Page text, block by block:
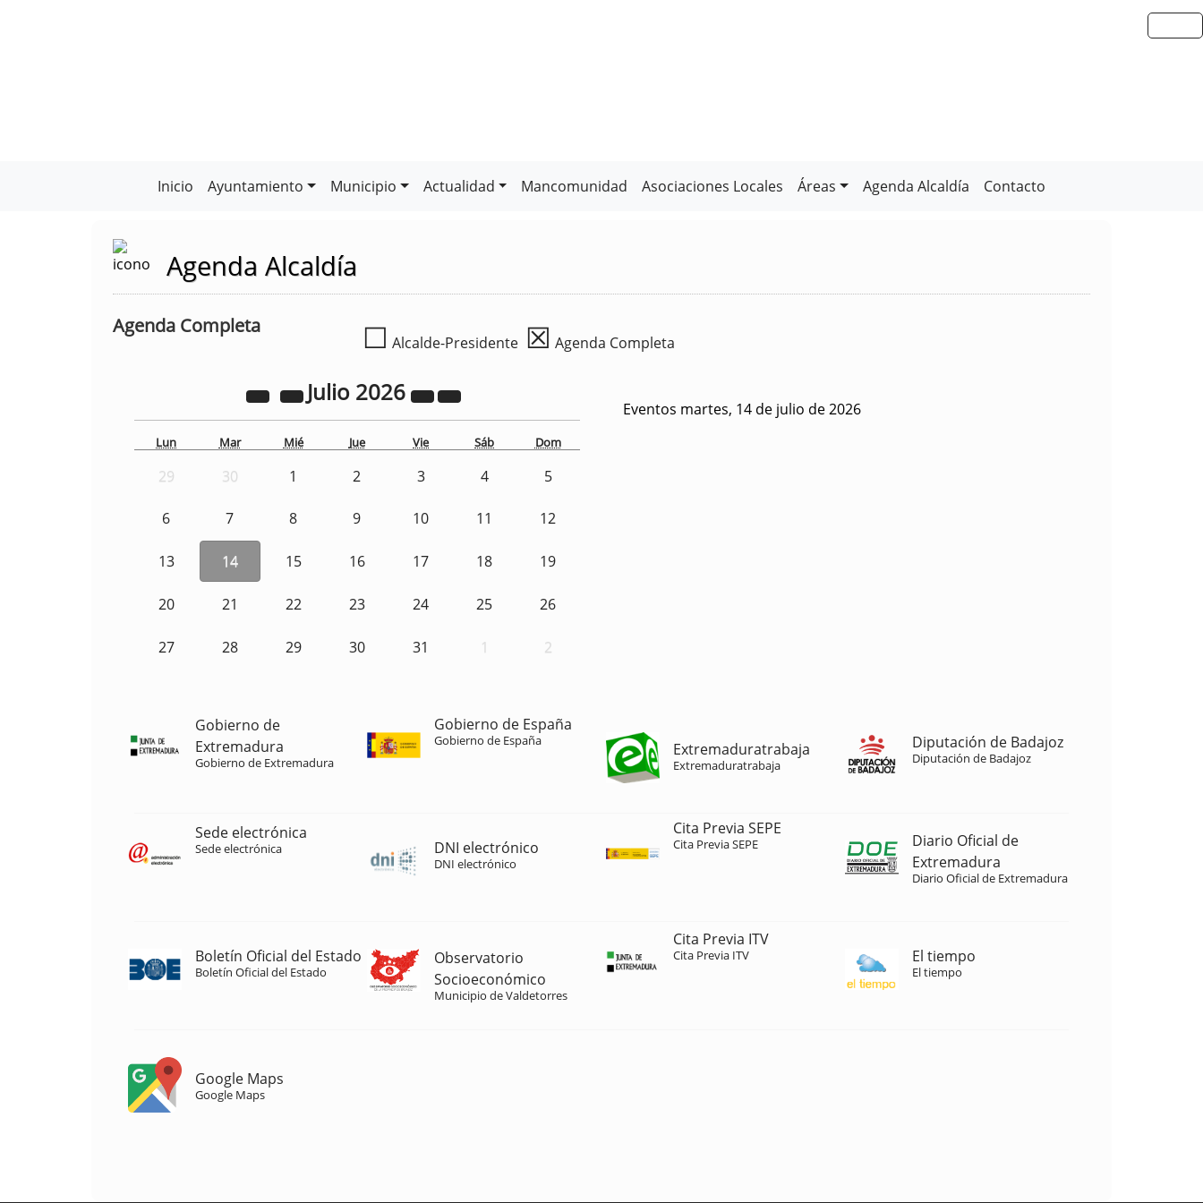
Inicio Ayuntamiento Municipio Actualidad Mancomunidad Asociaciones Locales Áreas Agenda Alcaldía Contacto
Agenda Alcaldía
Agenda Completa ☐ Alcalde-Presidente ☒ Agenda Completa
Julio 2026
Lun Mar Mié Jue Vie Sáb Dom
29 30 1 2 3 4 5
6 7 8 9 10 11 12
13 14 15 16 17 18 19
20 21 22 23 24 25 26
27 28 29 30 31 1 2
Eventos martes, 14 de julio de 2026
Gobierno de
Extremadura
Gobierno de Extremadura
Gobierno de España
Gobierno de España Extremaduratrabaja
Extremaduratrabaja
Diputación de Badajoz
Diputación de Badajoz
Sede electrónica
Sede electrónica DNI electrónico
DNI electrónico
Cita Previa SEPE
Cita Previa SEPE
Diario Oficial de
Extremadura
Diario Oficial de Extremadura
Boletín Oficial del Estado
Boletín Oficial del Estado
Observatorio
Socioeconómico
Municipio de Valdetorres
Cita Previa ITV
Cita Previa ITV El tiempo
El tiempo
Google Maps
Google Maps